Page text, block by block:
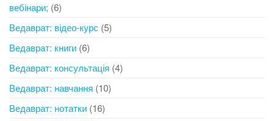
вебінари; (6)
Ведаврат: відео-курс (5)
Ведаврат: книги (6)
Ведаврат: консультація (4)
Ведаврат: навчання (10)
Ведаврат: нотатки (16)